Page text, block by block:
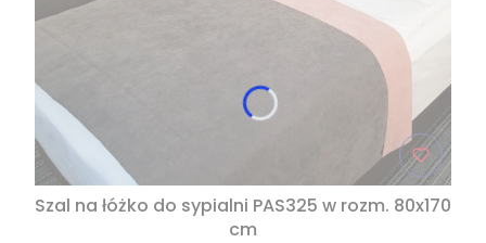
Szal na łóżko do sypialni PAS325 w rozm. 80x170
cm